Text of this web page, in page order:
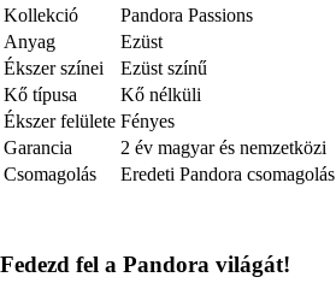
Kollekció
Pandora Passions
Anyag
Ezüst
Ékszer színei
Ezüst színű
Kő típusa
Kő nélküli
Ékszer felülete Fényes
Garancia
2 év magyar és nemzetközi
Csomagolás
Eredeti Pandora csomagolás
Fedezd fel a Pandora világát!